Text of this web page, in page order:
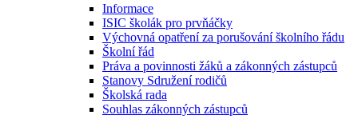
Informace
ISIC školák pro prvňáčky
Výchovná opatření za porušování školního řádu
Školní řád
Práva a povinnosti žáků a zákonných zástupců
Stanovy Sdružení rodičů
Školská rada
Souhlas zákonných zástupců